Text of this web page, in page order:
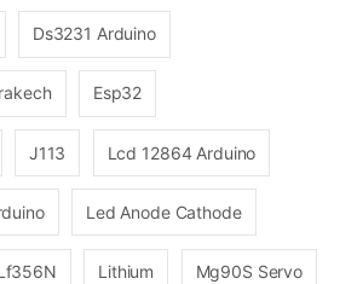
Ds3231 Arduino
Esp32
J113 Lcd 12864 Arduino
Led Anode Cathode
Lithium Mg90S Servo